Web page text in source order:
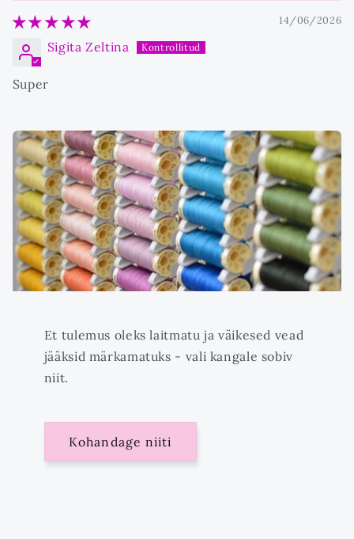
14/06/2026
Sigita Zeltina
Super
Et tulemus oleks laitmatu ja väikesed vead
jääksid märkamatuks - vali kangale sobiv
niit.
Kohandage niiti